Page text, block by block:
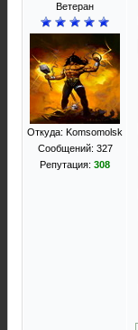
Ветеран
Откуда: Komsomolsk
Сообщений: 327
Репутация: 308